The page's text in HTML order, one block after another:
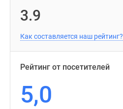
3.9
Как составляется наш рейтинг?
Рейтинг от посетителей
5,0